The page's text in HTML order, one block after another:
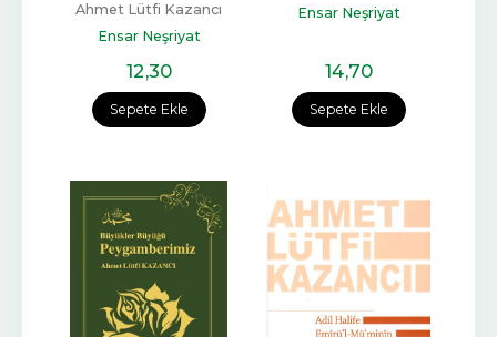
Sepete Ekle
Ahmet Lütfi Kazancı
Ensar Neşriyat
12,30
Sepete Ekle
Ensar Neşriyat
14,70